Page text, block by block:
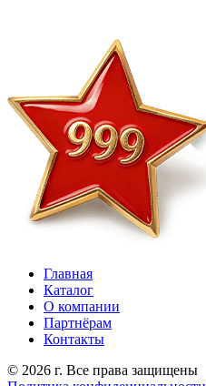
Главная
Каталог
О компании
Партнёрам
Контакты
© 2026 г. Все права защищены